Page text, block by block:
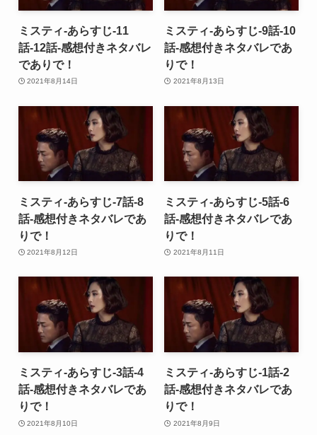
ミスティ-あらすじ-11
話-12話-感想付きネタバレ
でありで！
2021年8月14日
ミスティ-あらすじ-9話-10
話-感想付きネタバレであ
りで！
2021年8月13日
ミスティ-あらすじ-7話-8
話-感想付きネタバレであ
りで！
2021年8月12日
ミスティ-あらすじ-5話-6
話-感想付きネタバレであ
りで！
2021年8月11日
ミスティ-あらすじ-3話-4
話-感想付きネタバレであ
りで！
2021年8月10日
ミスティ-あらすじ-1話-2
話-感想付きネタバレであ
りで！
2021年8月9日